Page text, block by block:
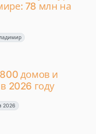
78 млн на
домов и
2026 году
2026